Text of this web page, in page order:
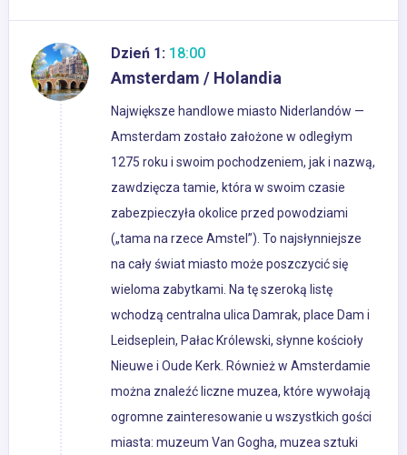
Dzień 1: 18:00
Amsterdam / Holandia
Największe handlowe miasto Niderlandów —
Amsterdam zostało założone w odległym
1275 roku i swoim pochodzeniem, jak i nazwą,
zawdzięcza tamie, która w swoim czasie
zabezpieczyła okolice przed powodziami
(„tama na rzece Amstel”). To najsłynniejsze
na cały świat miasto może poszczycić się
wieloma zabytkami. Na tę szeroką listę
wchodzą centralna ulica Damrak, place Dam i
Leidseplein, Pałac Królewski, słynne kościoły
Nieuwe i Oude Kerk. Również w Amsterdamie
można znaleźć liczne muzea, które wywołają
ogromne zainteresowanie u wszystkich gości
miasta: muzeum Van Gogha, muzea sztuki